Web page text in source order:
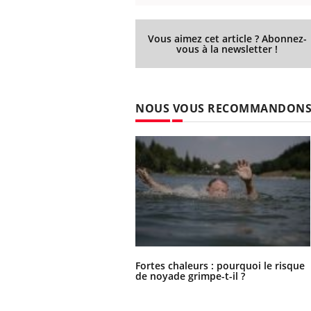
Vous aimez cet article ? Abonnez-
vous à la newsletter !
NOUS VOUS RECOMMANDONS
Fortes chaleurs : pourquoi le risque
de noyade grimpe-t-il ?
Carence en fer : comprendre pour
Fatigue, irritabilité, brouillard mental ou
même alopécie… Les symptômes de la
En